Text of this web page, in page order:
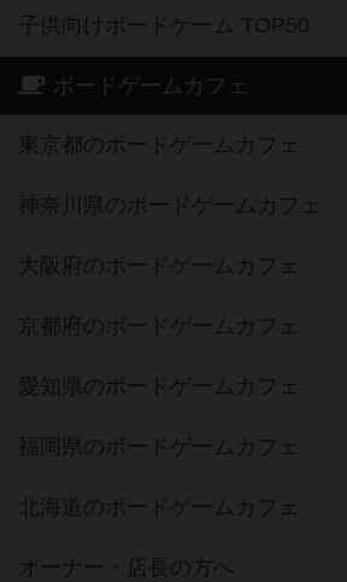
子供向けボードゲーム TOP50
ボードゲームカフェ
東京都のボードゲームカフェ
神奈川県のボードゲームカフェ
大阪府のボードゲームカフェ
京都府のボードゲームカフェ
愛知県のボードゲームカフェ
福岡県のボードゲームカフェ
北海道のボードゲームカフェ
オーナー・店長の方へ